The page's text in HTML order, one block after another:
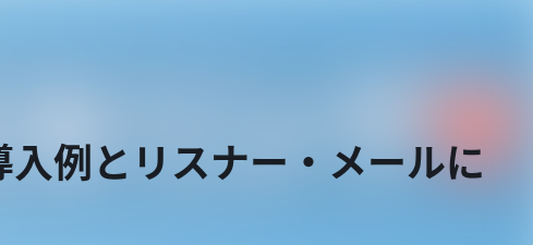
入例とリスナー・メールに